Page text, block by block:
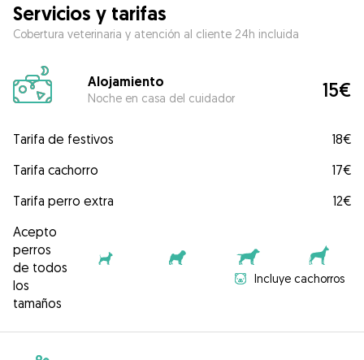
Servicios y tarifas
Cobertura veterinaria y atención al cliente 24h incluida
Alojamiento
Noche en casa del cuidador 15€
Tarifa de festivos
18€
Tarifa cachorro
17€
Tarifa perro extra
12€
Acepto
perros
de todos
los
tamaños
Incluye cachorros